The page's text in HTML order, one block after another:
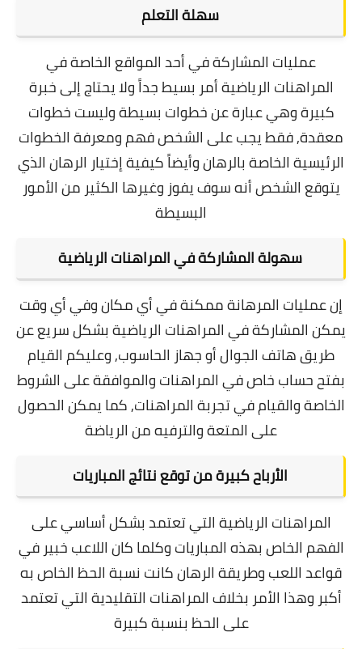
سهلة التعلم
عمليات المشاركة في أحد المواقع الخاصة في
المراهنات الرياضية أمر بسيط جداً ولا يحتاج إلى خبرة
كبيرة وهي عبارة عن خطوات بسيطة وليست خطوات
معقدة,فقط يجب على الشخص فهم ومعرفة الخطوات
الرئيسية الخاصة بالرهان وأيضاً كيفية إختيار الرهان الذي
يتوقع الشخص أنه سوف يفوز وغيرها الكثير من الأمور
البسيطة
سهولة المشاركة في المراهنات الرياضية
إن عمليات المرهانة ممكنة في أي مكان وفي أي وقت
يمكن المشاركة في المراهنات الرياضية بشكل سريع عن
طريق هاتف الجوال أو جهاز الحاسوب, وعليكم القيام
بفتح حساب خاص في المراهنات والموافقة على الشروط
الخاصة والقيام في تجربة المراهنات, كمايمكن الحصول
على المتعة والترفيه من الرياضة
الأرباح كبيرة من توقع نتائج المباريات
المراهنات الرياضية التي تعتمد بشكل أساسي على
الفهم الخاص بهذه المباريات وكلما كان اللاعب خبير في
قواعد اللعب وطريقة الرهان كانت نسبة الحظ الخاص به
أكبر وهذا الأمر بخلاف المراهنات التقليدية التي تعتمد
على الحظ بنسبة كبيرة